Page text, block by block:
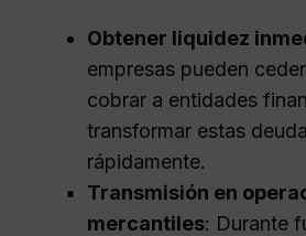
Obtener liquidez
empresas pueden
cobrar a entidades
transformar estas
rápidamente.
Transmisión en
mercantiles: Durante